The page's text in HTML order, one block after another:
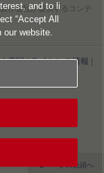
作会社が提供するコンテ
表記|ライセンス情報
▲ページの先頭へ
and to li
“Accept All
our website.